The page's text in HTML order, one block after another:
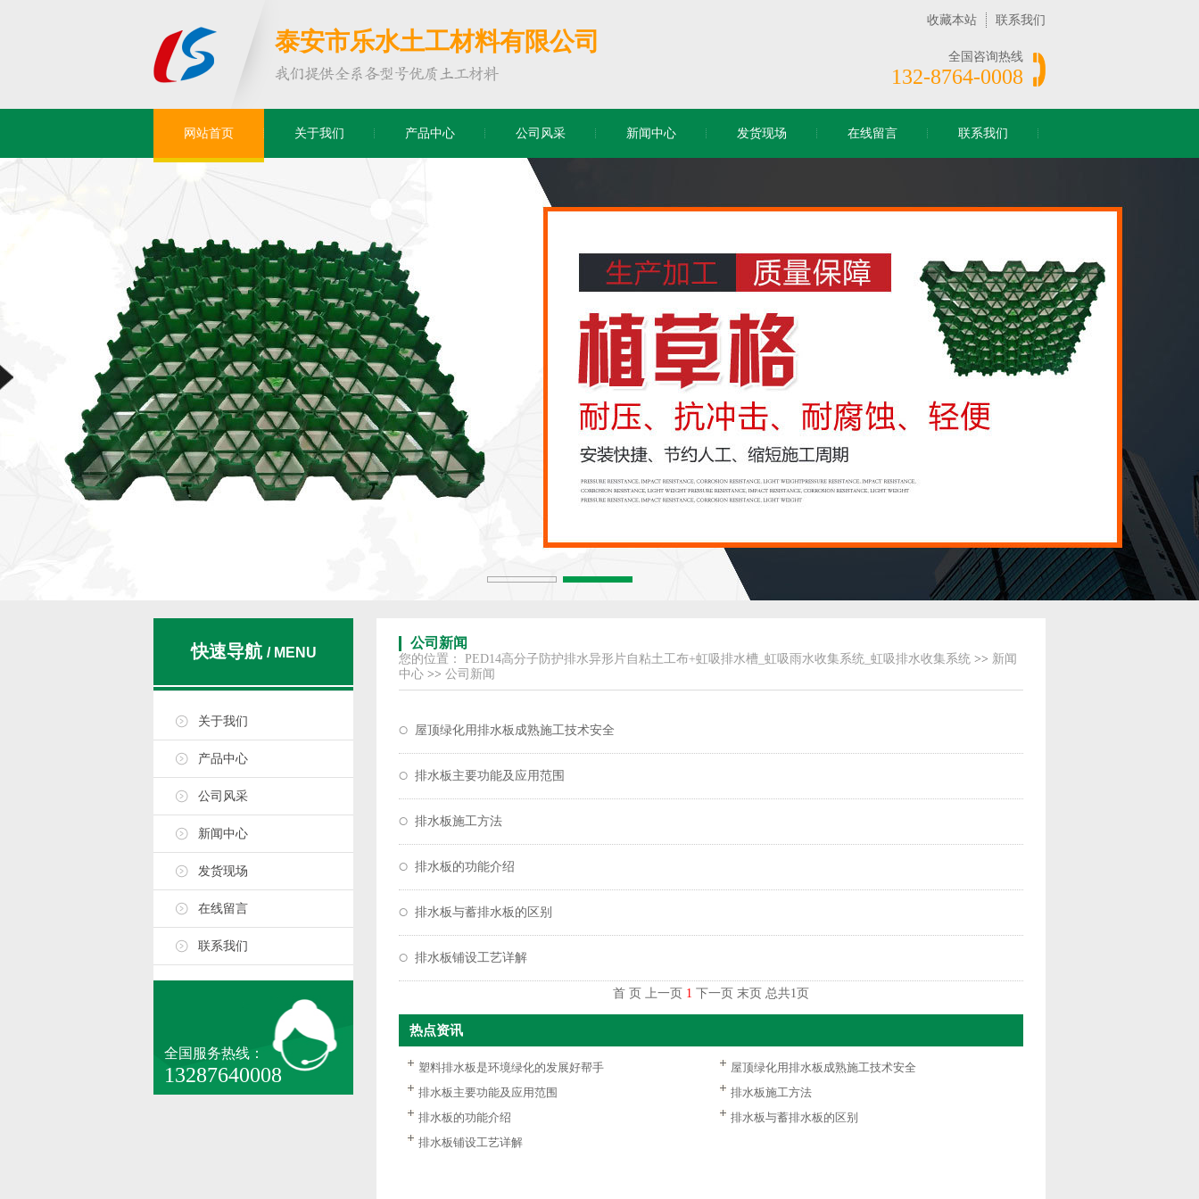
泰安市乐水土工材料有限公司
收藏本站 联系我们
全国咨询热线
132-8764-0008
网站首页 关于我们 产品中心 公司风采 新闻中心 发货现场 在线留言 联系我们
快速导航 / MENU
关于我们
产品中心
公司风采
新闻中心
发货现场
在线留言
联系我们
全国服务热线：
13287640008
公司新闻
您的位置： PED14高分子防护排水异形片自粘土工布+虹吸排水槽_虹吸雨水收集系统_虹吸排水收集系统 >> 新闻
中心 >> 公司新闻
屋顶绿化用排水板成熟施工技术安全
排水板主要功能及应用范围
排水板施工方法
排水板的功能介绍
排水板与蓄排水板的区别
排水板铺设工艺详解
首 页 上一页 1 下一页 末页 总共1 页
热点资讯
塑料排水板是环境绿化的发展好帮手
屋顶绿化用排水板成熟施工技术安全
排水板主要功能及应用范围
排水板施工方法
排水板的功能介绍
排水板与蓄排水板的区别
排水板铺设工艺详解